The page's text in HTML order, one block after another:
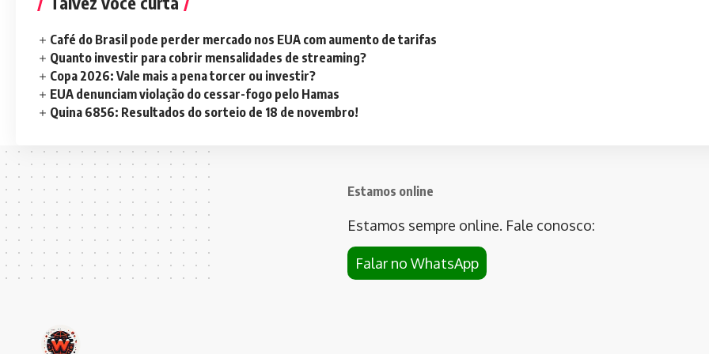
Café do Brasil pode perder mercado nos EUA com aumento de tarifas
Quanto investir para cobrir mensalidades de streaming?
Copa 2026: Vale mais a pena torcer ou investir?
EUA denunciam violação do cessar-fogo pelo Hamas
Quina 6856: Resultados do sorteio de 18 de novembro!
Estamos online
Estamos sempre online. Fale conosco:
Falar no WhatsApp